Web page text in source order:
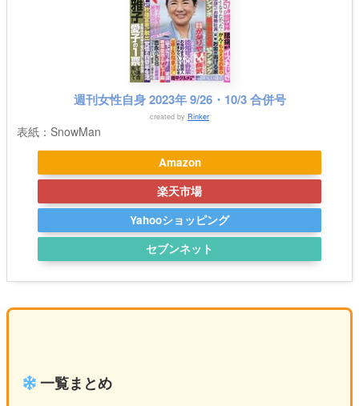
週刊女性自身 2023年 9/26・10/3 合併号
created by Rinker
表紙：SnowMan
Amazon
楽天市場
Yahooショッピング
セブンネット
一覧まとめ